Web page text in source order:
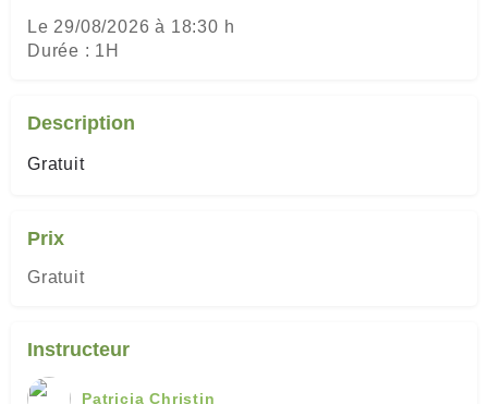
Le 29/08/2026 à 18:30 h
Durée : 1H
Description
Gratuit
Prix
Gratuit
Instructeur
Patricia Christin